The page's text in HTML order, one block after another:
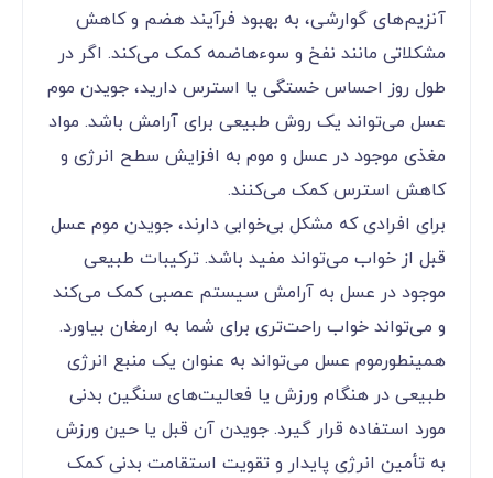
آنزیم‌های گوارشی، به بهبود فرآیند هضم و کاهش
مشکلاتی مانند نفخ و سوءهاضمه کمک می‌کند. اگر در
طول روز احساس خستگی یا استرس دارید، جویدن موم
عسل می‌تواند یک روش طبیعی برای آرامش باشد. مواد
مغذی موجود در عسل و موم به افزایش سطح انرژی و
کاهش استرس کمک می‌کنند.
برای افرادی که مشکل بی‌خوابی دارند، جویدن موم عسل
قبل از خواب می‌تواند مفید باشد. ترکیبات طبیعی
موجود در عسل به آرامش سیستم عصبی کمک می‌کند
و می‌تواند خواب راحت‌تری برای شما به ارمغان بیاورد.
همینطورموم عسل می‌تواند به عنوان یک منبع انرژی
طبیعی در هنگام ورزش یا فعالیت‌های سنگین بدنی
مورد استفاده قرار گیرد. جویدن آن قبل یا حین ورزش
به تأمین انرژی پایدار و تقویت استقامت بدنی کمک